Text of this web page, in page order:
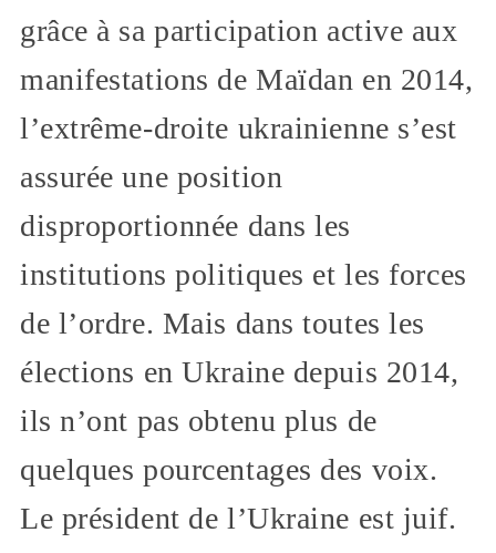
grâce à sa participation active aux
manifestations de Maïdan en 2014,
l’extrême-droite ukrainienne s’est
assurée une position
disproportionnée dans les
institutions politiques et les forces
de l’ordre. Mais dans toutes les
élections en Ukraine depuis 2014,
ils n’ont pas obtenu plus de
quelques pourcentages des voix.
Le président de l’Ukraine est juif.